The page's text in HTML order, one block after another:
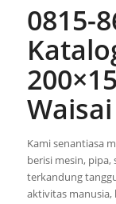
0815-
Kami senantiasa
berisi mesin,
terkandung
aktivitas manusia,